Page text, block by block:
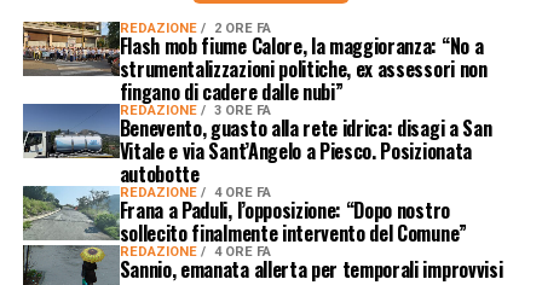
REDAZIONE 2 ORE FA
Flash mob fiume Calore, la maggioranza: “No a
strumentalizzazioni politiche, ex assessori non
fingano di cadere dalle nubi”
REDAZIONE 3 ORE FA
Benevento, guasto alla rete idrica: disagi a San
Vitale e via Sant’Angelo a Piesco. Posizionata
autobotte
REDAZIONE 4 ORE FA
Frana a Paduli, l’opposizione: “Dopo nostro
sollecito finalmente intervento del Comune”
REDAZIONE 4 ORE FA
Sannio, emanata allerta per temporali improvvisi